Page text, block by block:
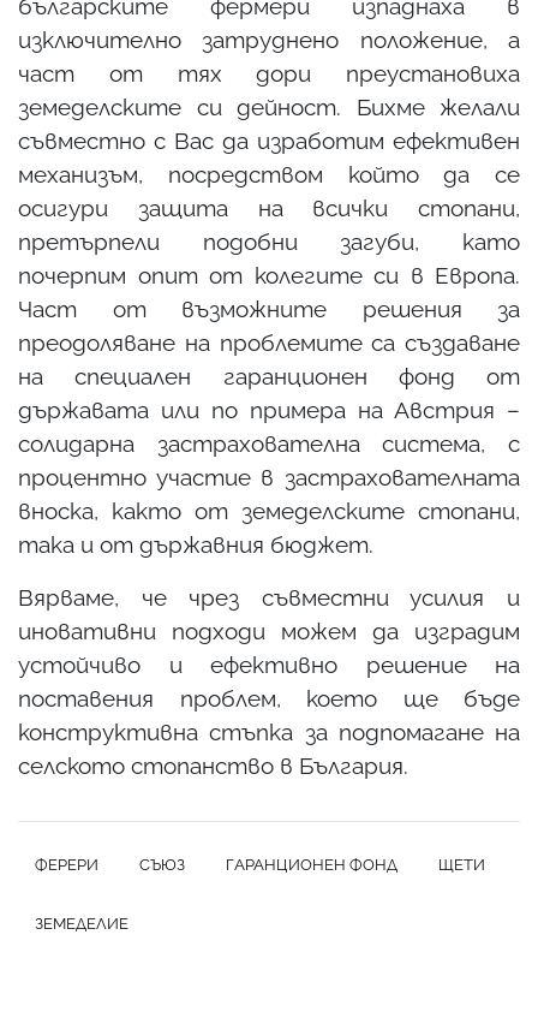
българските фермери изпаднаха в
изключително затруднено положение, а
част от тях дори преустановиха
земеделските си дейност. Бихме желали
съвместно с Вас да изработим ефективен
механизъм, посредством който да се
осигури защита на всички стопани,
претърпели подобни загуби, като
почерпим опит от колегите си в Европа.
Част от възможните решения за
преодоляване на проблемите са създаване
на специален гаранционен фонд от
държавата или по примера на Австрия –
солидарна застрахователна система, с
процентно участие в застрахователната
вноска, както от земеделските стопани,
така и от държавния бюджет.
Вярваме, че чрез съвместни усилия и
иновативни подходи можем да изградим
устойчиво и ефективно решение на
поставения проблем, което ще бъде
конструктивна стъпка за подпомагане на
селското стопанство в България.
ФЕРЕРИ СЪЮЗ ГАРАНЦИОНЕН ФОНД ЩЕТИ
ЗЕМЕДЕЛИЕ